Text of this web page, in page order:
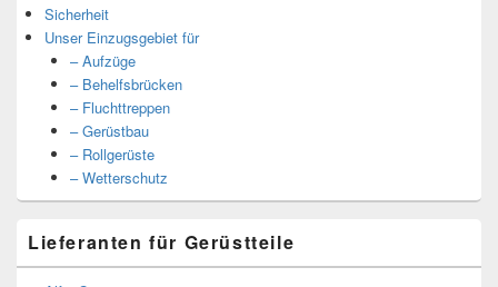
Sicherheit
Unser Einzugsgebiet für
– Aufzüge
– Behelfsbrücken
– Fluchttreppen
– Gerüstbau
– Rollgerüste
– Wetterschutz
Lieferanten für Gerüstteile